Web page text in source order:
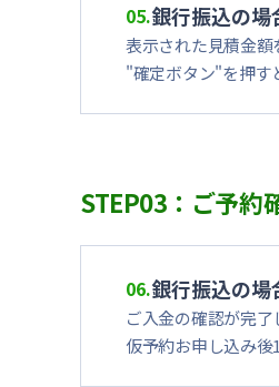
05.銀行振込の場
表示された見積金額
"確定ボタン"を押す
STEP03：ご予約
06.銀行振込の場
ご入金の確認が完了
仮予約お申し込み後